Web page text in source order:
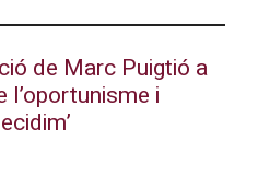
de Marc Puigtió a
l’oportunisme i